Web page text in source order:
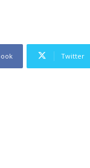
Twitter